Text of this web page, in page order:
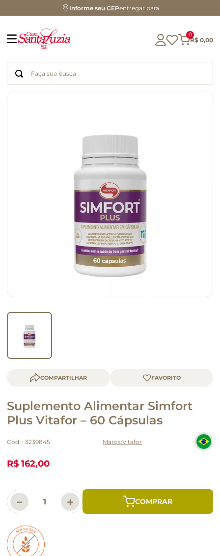
Informe seu CEPentregar para
0
R$ 0,00
Faça sua busca
COMPARTILHAR
Suplemento Alimentar Simfort
Plus Vitafor – 60 Cápsulas
Cód: : 3239845 Vitafor
R$ 162,00
＋
－